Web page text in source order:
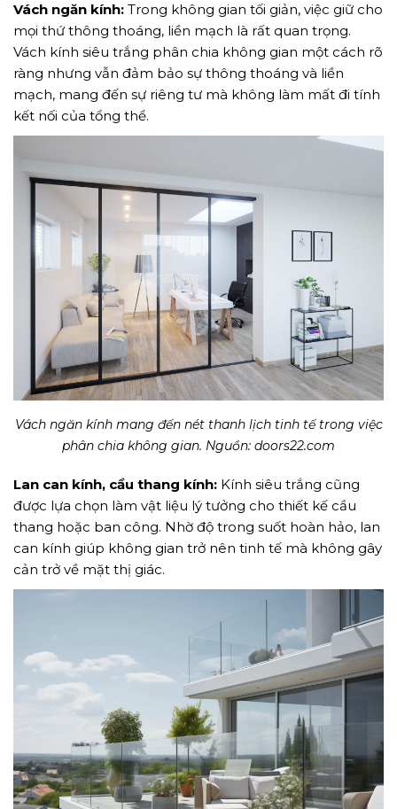
Vách ngăn kính: Trong không gian tối giản, việc giữ cho
mọi thứ thông thoáng, liền mạch là rất quan trọng.
Vách kính siêu trắng phân chia không gian một cách rõ
ràng nhưng vẫn đảm bảo sự thông thoáng và liền
mạch, mang đến sự riêng tư mà không làm mất đi tính
kết nối của tổng thể.
Vách ngăn kính mang đến nét thanh lịch tinh tế trong việc
phân chia không gian. Nguồn: doors22.com
Lan can kính, cầu thang kính: Kính siêu trắng cũng
được lựa chọn làm vật liệu lý tưởng cho thiết kế cầu
thang hoặc ban công. Nhờ độ trong suốt hoàn hảo, lan
can kính giúp không gian trở nên tinh tế mà không gây
cản trở về mặt thị giác.